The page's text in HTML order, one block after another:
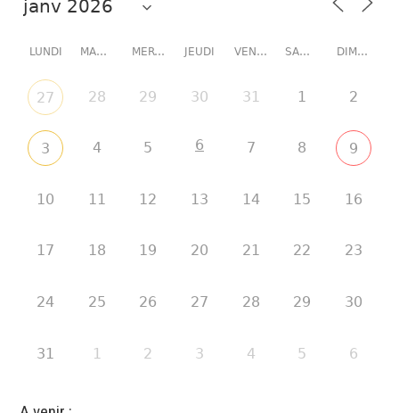
LUNDI MARDI MERCREDI JEUDI VENDREDI SAMEDI DIMANCHE
27 28 29 30 31 1 2
3 4 5 6 7 8 9
10 11 12 13 14 15 16
17 18 19 20 21 22 23
24 25 26 27 28 29 30
31 1 2 3 4 5 6